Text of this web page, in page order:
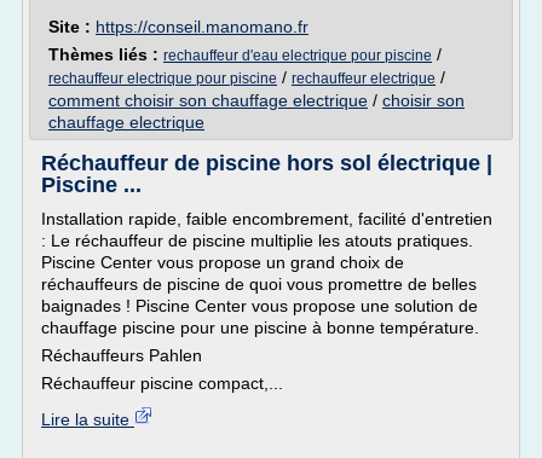
Site : https://conseil.manomano.fr
Thèmes liés : rechauffeur d'eau electrique pour piscine /
rechauffeur electrique pour piscine / rechauffeur electrique /
comment choisir son chauffage electrique / choisir son
chauffage electrique
Réchauffeur de piscine hors sol électrique |
Piscine ...
Installation rapide, faible encombrement, facilité d'entretien
: Le réchauffeur de piscine multiplie les atouts pratiques.
Piscine Center vous propose un grand choix de
réchauffeurs de piscine de quoi vous promettre de belles
baignades ! Piscine Center vous propose une solution de
chauffage piscine pour une piscine à bonne température.
Réchauffeurs Pahlen
Réchauffeur piscine compact,...
Lire la suite